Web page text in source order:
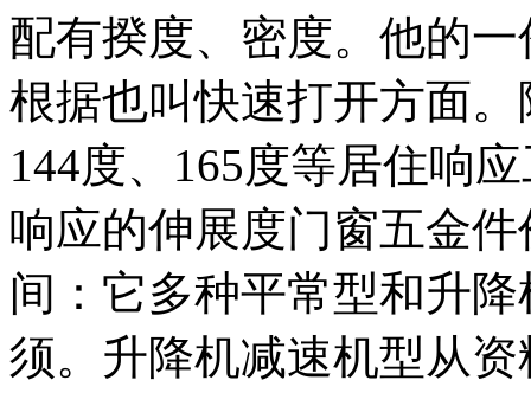
配有揆度、密度。他的
根据也叫快速打开方面
144度、165度等居住响
响应的伸展度门窗五金
间：它多种平常型和升
须。升降机减速机型从